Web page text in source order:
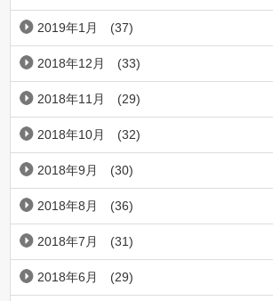
2019年1月 (37)
2018年12月 (33)
2018年11月 (29)
2018年10月 (32)
2018年9月 (30)
2018年8月 (36)
2018年7月 (31)
2018年6月 (29)